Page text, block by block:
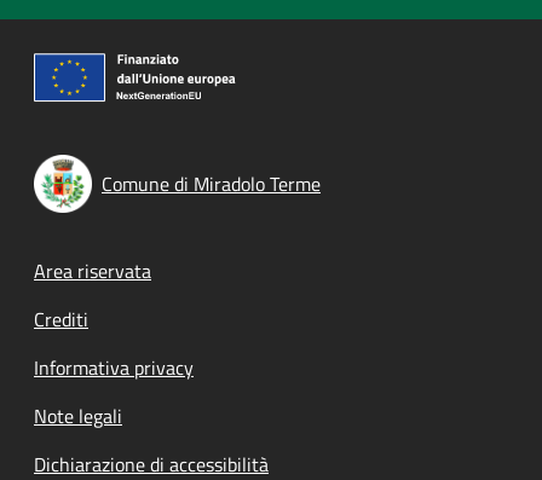
Comune di Miradolo Terme
Footer menu
Area riservata
Crediti
Informativa privacy
Note legali
Dichiarazione di accessibilità